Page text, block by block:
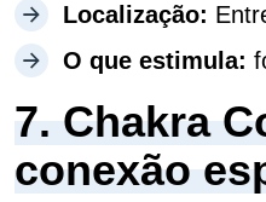
Localização:
O que estimula:
7. Chakra
conexão